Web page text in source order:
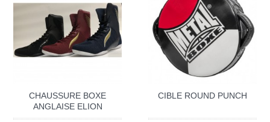
CHAUSSURE BOXE
ANGLAISE ELION
CIBLE ROUND PUNCH